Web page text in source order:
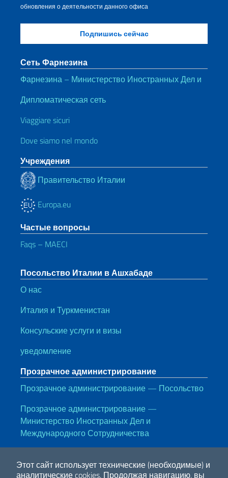
Этот сайт использует технические (необходимые) и
аналитические cookies. Продолжая навигацию, вы
обновления о деятельности данного офиса
Сеть Фарнезина
Фарнезина – Министерство Иностранных Дел и
Дипломатическая сеть
Viaggiare sicuri
Dove siamo nel mondo
Учреждения
Правительство Италии
Europa.eu
Частые вопросы
Faqs – MAECI
Посольство Италии в Ашхабаде
О нас
Италия и Туркменистан
Консульские услуги и визы
уведомление
Прозрачное администрирование
Прозрачное администрирование — Посольство
Прозрачное администрирование —
Министерство Иностранных Дел и
Международного Сотрудничества
Полезные ссылки
Note legaliPrivacy e cookie policyDichiarazione di accessibilità